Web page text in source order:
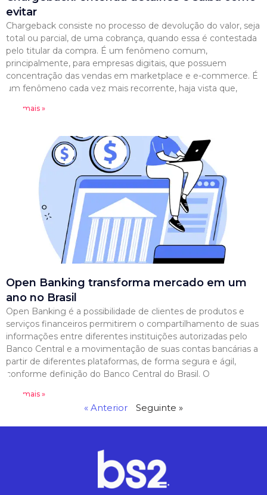
evitar
Chargeback consiste no processo de devolução do valor, seja
total ou parcial, de uma cobrança, quando essa é contestada
pelo titular da compra. É um fenômeno comum,
principalmente, para empresas digitais, que possuem
concentração das vendas em marketplace e e-commerce. É
um fenômeno cada vez mais recorrente, haja vista que,
Leia mais »
Open Banking transforma mercado em um
ano no Brasil
Open Banking é a possibilidade de clientes de produtos e
serviços financeiros permitirem o compartilhamento de suas
informações entre diferentes instituições autorizadas pelo
Banco Central e a movimentação de suas contas bancárias a
partir de diferentes plataformas, de forma segura e ágil,
conforme definição do Banco Central do Brasil. O
Leia mais »
« Anterior Seguinte »